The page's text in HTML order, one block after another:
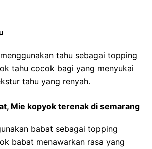
tahu sebagai topping
tahu cocok bagi yang menyukai
tahu yang renyah.
Mie kopyok terenak di semarang
babat sebagai topping
babat menawarkan rasa yang